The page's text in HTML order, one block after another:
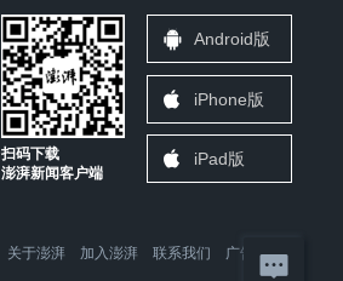
扫码下载
澎湃新闻客户端
Android版
iPhone版
iPad版
关于澎湃 加入澎湃 联系我们 广告合作